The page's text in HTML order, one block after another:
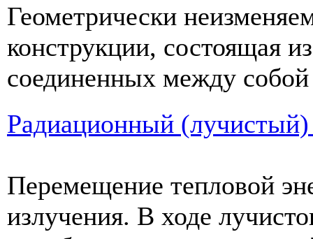
Геометрически
конструкции, состоящая
соединенных между собой
Радиационный
Перемещение тепловой
излучения. В ходе